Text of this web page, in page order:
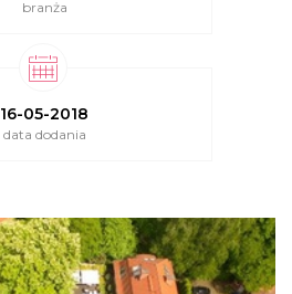
branża
16-05-2018
data dodania